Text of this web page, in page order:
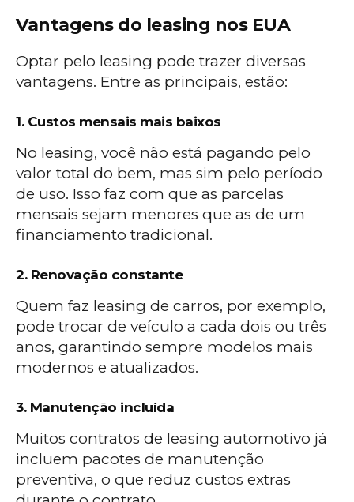
Vantagens do leasing nos EUA
Optar pelo leasing pode trazer diversas
vantagens. Entre as principais, estão:
1. Custos mensais mais baixos
No leasing, você não está pagando pelo
valor total do bem, mas sim pelo período
de uso. Isso faz com que as parcelas
mensais sejam menores que as de um
financiamento tradicional.
2. Renovação constante
Quem faz leasing de carros, por exemplo,
pode trocar de veículo a cada dois ou três
anos, garantindo sempre modelos mais
modernos e atualizados.
3. Manutenção incluída
Muitos contratos de leasing automotivo já
incluem pacotes de manutenção
preventiva, o que reduz custos extras